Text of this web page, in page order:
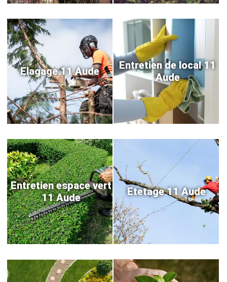
Elagage 11 Aude
Entretien de local 11
Aude
Entretien espace vert
11 Aude
Etetage 11 Aude